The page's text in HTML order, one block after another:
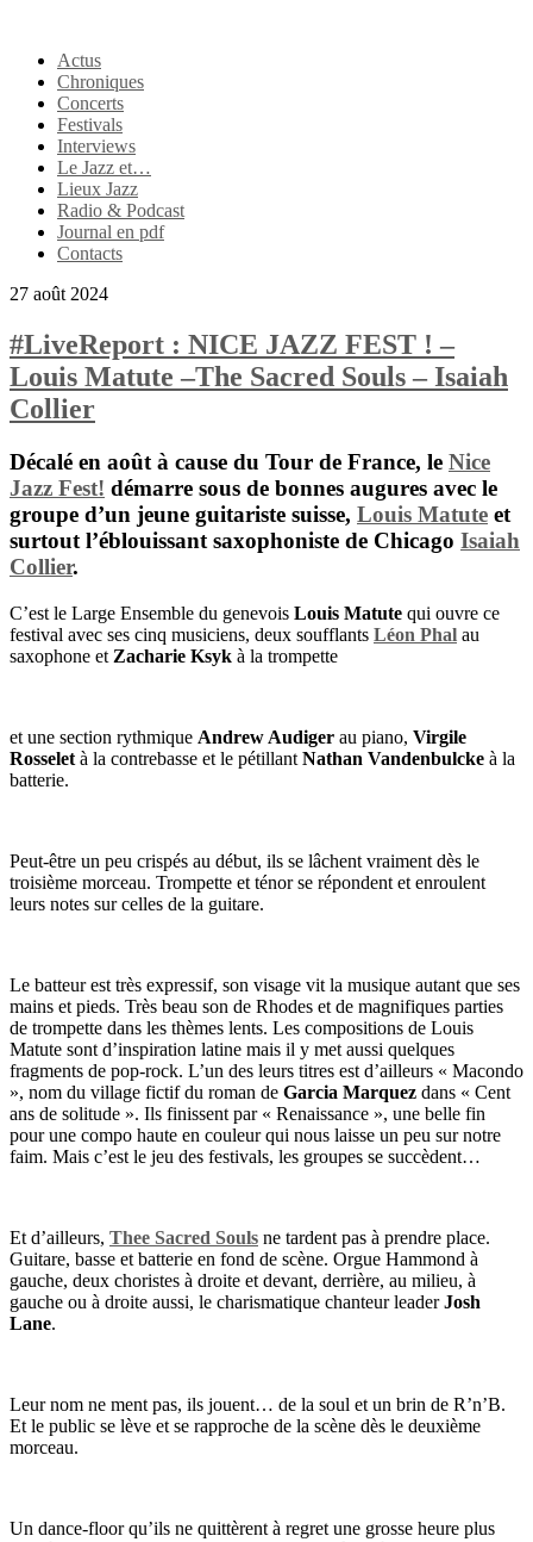
Actus
Chroniques
Concerts
Festivals
Interviews
Le Jazz et…
Lieux Jazz
Radio & Podcast
Journal en pdf
Contacts
27 août 2024
#LiveReport : NICE JAZZ FEST ! –
Louis Matute –The Sacred Souls – Isaiah
Collier
Décalé en août à cause du Tour de France, le Nice
Jazz Fest! démarre sous de bonnes augures avec le
groupe d’un jeune guitariste suisse, Louis Matute et
surtout l’éblouissant saxophoniste de Chicago Isaiah
Collier.
C’est le Large Ensemble du genevois Louis Matute qui ouvre ce
festival avec ses cinq musiciens, deux soufflants Léon Phal au
saxophone et Zacharie Ksyk à la trompette
et une section rythmique Andrew Audiger au piano, Virgile
Rosselet à la contrebasse et le pétillant Nathan Vandenbulcke à la
batterie.
Peut-être un peu crispés au début, ils se lâchent vraiment dès le
troisième morceau. Trompette et ténor se répondent et enroulent
leurs notes sur celles de la guitare.
Le batteur est très expressif, son visage vit la musique autant que ses
mains et pieds. Très beau son de Rhodes et de magnifiques parties
de trompette dans les thèmes lents. Les compositions de Louis
Matute sont d’inspiration latine mais il y met aussi quelques
fragments de pop-rock. L’un des leurs titres est d’ailleurs « Macondo
», nom du village fictif du roman de Garcia Marquez dans « Cent
ans de solitude ». Ils finissent par « Renaissance », une belle fin
pour une compo haute en couleur qui nous laisse un peu sur notre
faim. Mais c’est le jeu des festivals, les groupes se succèdent…
Et d’ailleurs, Thee Sacred Souls ne tardent pas à prendre place.
Guitare, basse et batterie en fond de scène. Orgue Hammond à
gauche, deux choristes à droite et devant, derrière, au milieu, à
gauche ou à droite aussi, le charismatique chanteur leaderJosh
Lane.
Leur nom ne ment pas, ils jouent… de la soul et un brin de R’n’B.
Et le public se lève et se rapproche de la scène dès le deuxième
morceau.
Un dance-floor qu’ils ne quittèrent à regret une grosse heure plus